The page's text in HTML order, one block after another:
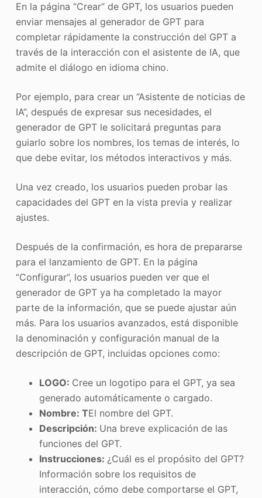
En la página “Crear” de GPT, los usuarios pueden
enviar mensajes al generador de GPT para
completar rápidamente la construcción del GPT a
través de la interacción con el asistente de IA, que
admite el diálogo en idioma chino.
Por ejemplo, para crear un “Asistente de noticias de
IA”, después de expresar sus necesidades, el
generador de GPT le solicitará preguntas para
guiarlo sobre los nombres, los temas de interés, lo
que debe evitar, los métodos interactivos y más.
Una vez creado, los usuarios pueden probar las
capacidades del GPT en la vista previa y realizar
ajustes.
Después de la confirmación, es hora de prepararse
para el lanzamiento de GPT. En la página
“Configurar”, los usuarios pueden ver que el
generador de GPT ya ha completado la mayor
parte de la información, que se puede ajustar aún
más. Para los usuarios avanzados, está disponible
la denominación y configuración manual de la
descripción de GPT, incluidas opciones como:
LOGO: Cree un logotipo para el GPT, ya sea
generado automáticamente o cargado.
Nombre: TEl nombre del GPT.
Descripción: Una breve explicación de las
funciones del GPT.
Instrucciones: ¿Cuál es el propósito del GPT?
Información sobre los requisitos de
interacción, cómo debe comportarse el GPT,